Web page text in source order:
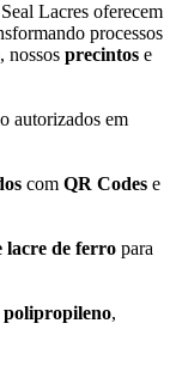
Lacres oferecem
processos
nossos precintos e
autorizados em
com QR Codes e
lacre de ferro para
polipropileno,